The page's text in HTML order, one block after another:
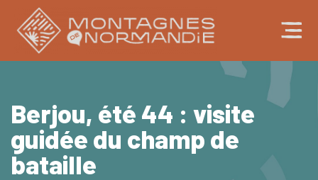
Berjou, été 44 : visite
guidée du champ de
bataille